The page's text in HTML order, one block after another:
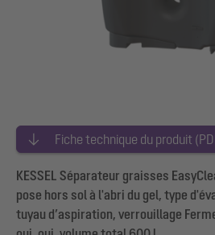
Fiche technique du produit
KESSEL Séparateur graisses
pose hors sol à l'abri du gel, type
tuyau d’aspiration, verrouillage